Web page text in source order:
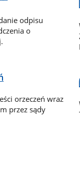
odpisu
o
orzeczeń wraz
przez sądy